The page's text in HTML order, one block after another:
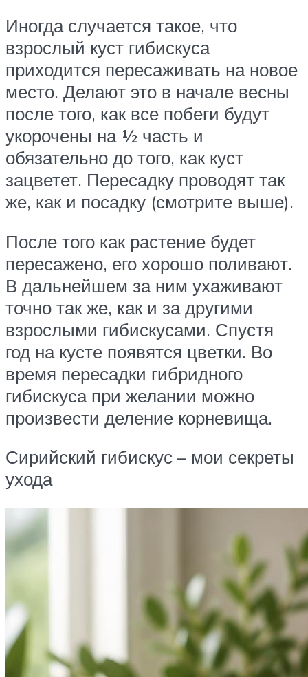
Иногда случается такое, что
взрослый куст гибискуса
приходится пересаживать на новое
место. Делают это в начале весны
после того, как все побеги будут
укорочены на ½ часть и
обязательно до того, как куст
зацветет. Пересадку проводят так
же, как и посадку (смотрите выше).
После того как растение будет
пересажено, его хорошо поливают.
В дальнейшем за ним ухаживают
точно так же, как и за другими
взрослыми гибискусами. Спустя
год на кусте появятся цветки. Во
время пересадки гибридного
гибискуса при желании можно
произвести деление корневища.
Сирийский гибискус – мои секреты
ухода